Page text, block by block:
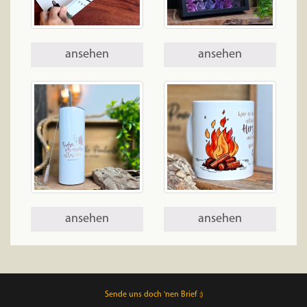
ansehen ansehen
ansehen ansehen
Sende uns doch 'nen Brief :)